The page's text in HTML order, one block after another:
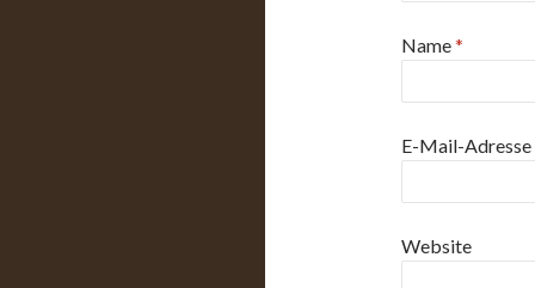
Name*
E-Mail-Adresse
Website